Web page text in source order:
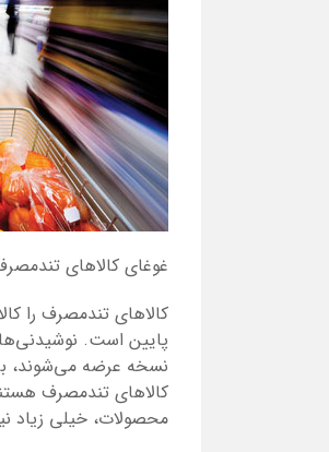
غوغای کالاهای
کالاهای تندمصرف را
پایین است.
نسخه عرضه می‌شوند،
کالاهای تندمصرف
محصولات، خیلی زیاد